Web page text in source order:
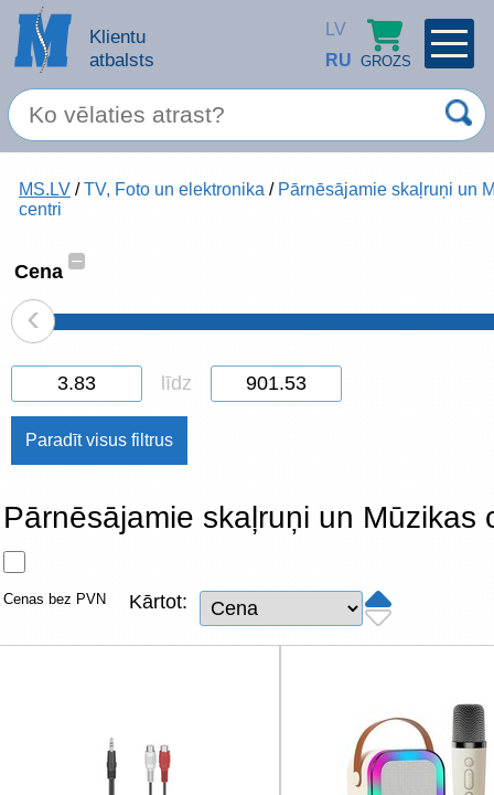
Klientu
atbalsts
LV
RU GROZS
×
Ieiet
Atcerēties
Spec. piedāvājums
Datoru piederumi
Tīkla produkti
TV, Foto un elektronika
MS.LV /TV, Foto un elektronika / Pārnēsājamie skaļruņi un
centri
Cena
–
‹
līdz
Pārnēsājamie skaļruņi un Mūzikas
Cenas bez PVN Kārtot: